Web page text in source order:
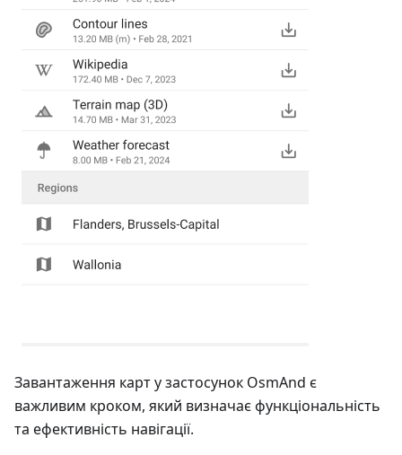
Завантаження карт у застосунок OsmAnd є
важливим кроком, який визначає функціональність
та ефективність навігації.